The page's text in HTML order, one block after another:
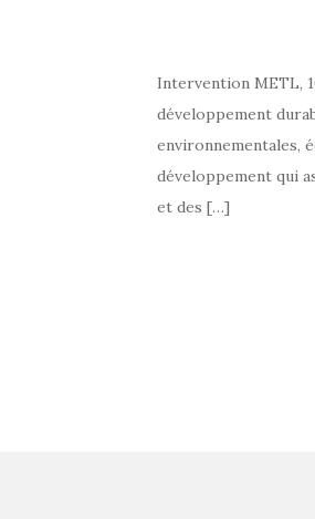
Intervention METL,
développement
environnementales,
développement qui
et des […]